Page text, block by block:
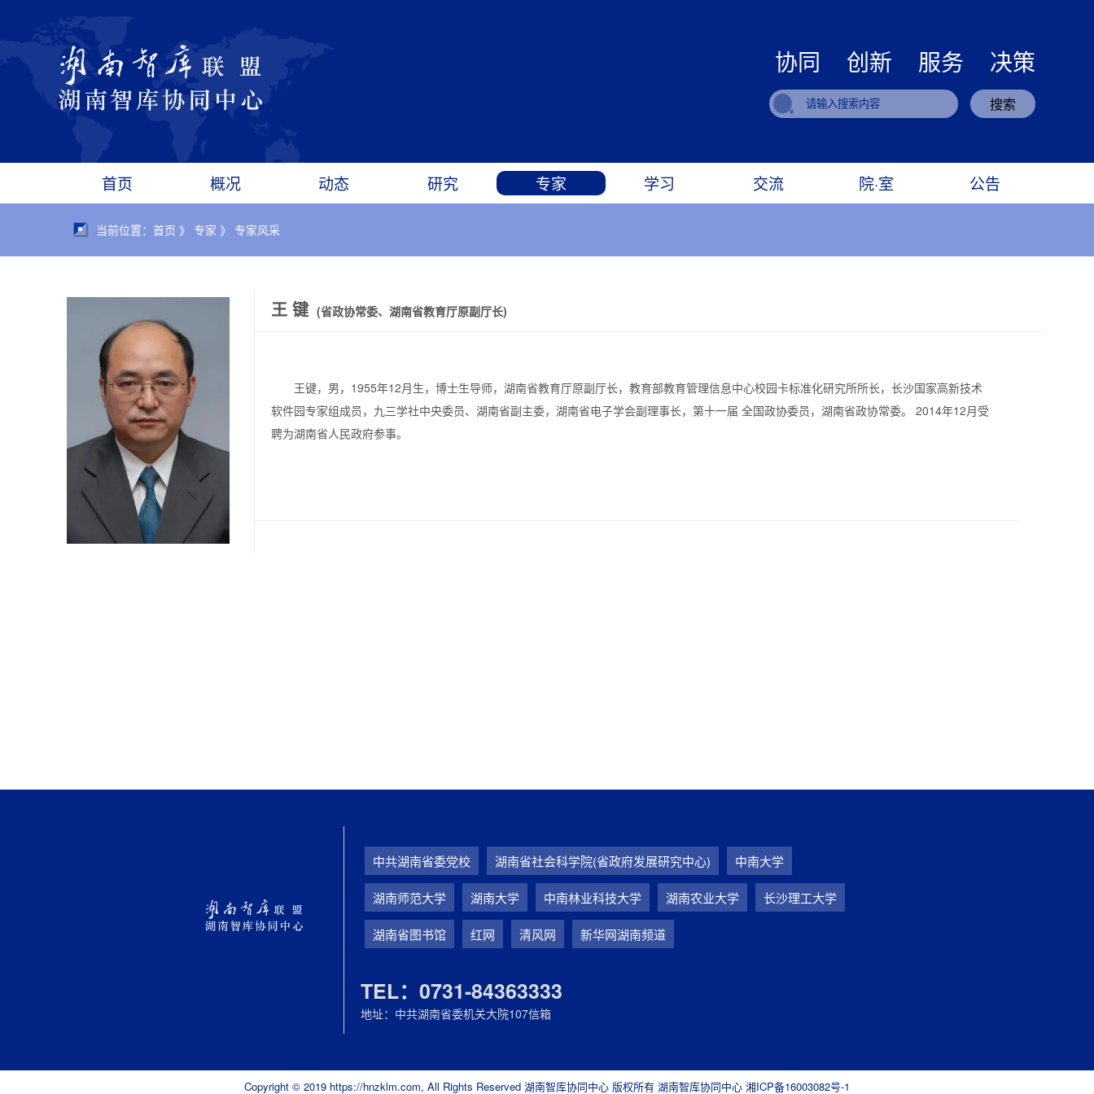
协同 创新 服务 决策
搜索
首页 概况 动态 研究 专家 学习 交流 院·室 公告
当前位置：首页 》 专家 》 专家风采
王 键 (省政协常委、湖南省教育厅原副厅长)
王键，男，1955年12月生， 博士生导师， 湖南省教育厅原副厅长， 教育部教育管理信息中心校园卡标准化研究所所长， 长沙国家高新技术
软件园专家组成员，九三学社中央委员、湖南省副主委，湖南省电子学会副理事长，第十一届 全国政协委员，湖南省政协常委。
2014年12月受
聘为湖南省人民政府参事。
中共湖南省委党校 湖南省社会科学院(省政府发展研究中心) 中南大学
湖南师范大学 湖南大学 中南林业科技大学 湖南农业大学 长沙理工大学
湖南省图书馆 红网 清风网 新华网湖南频道
TEL：0731-84363333
地址：中共湖南省委机关大院107信箱
Copyright © 2019 https://hnzklm.com, All Rights Reserved 湖南智库协同中心 版权所有 湖南智库协同中心 湘ICP备16003082号-1